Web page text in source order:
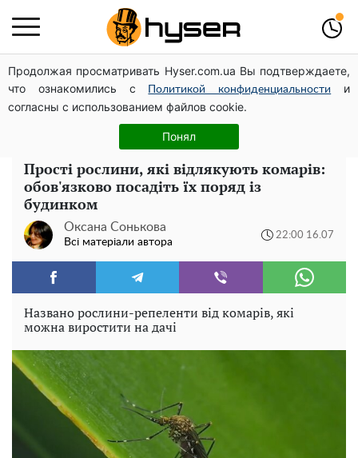
Продолжая просматривать Hyser.com.ua Вы подтверждаете,
что ознакомились с
Политикой конфиденциальности
и
согласны с использованием файлов cookie.
Понял
Гола Олена Тополя у цікавих позах змусила відвисати
щелепи: злив відео – було лише початком
Олена Тополя злив відео – це далеко не все: фронтмен
"Антитіла" Тарас Тополя став наступним
Прості рослини, які відлякують комарів:
обов'язково посадіть їх поряд із
будинком
Оксана Сонькова
Всі матеріали автора
22:00 16.07
Названо рослини-репеленти від комарів, які
можна виростити на дачі